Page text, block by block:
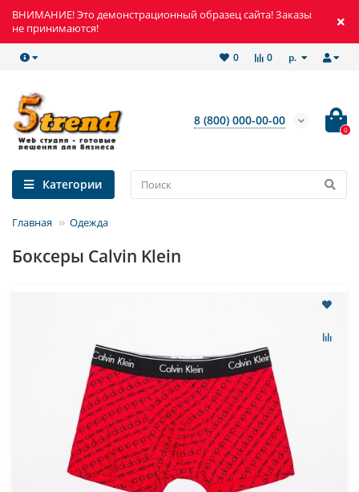
ВНИМАНИЕ! Это демонстрационный образец сайта! Заказы
не принимаются!
р.
0
0
8 (800) 000-00-00
0
Категории
Главная Одежда
Боксеры Calvin Klein